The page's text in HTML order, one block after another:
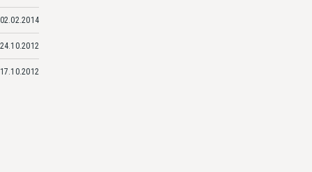
02.02.2014
24.10.2012
17.10.2012